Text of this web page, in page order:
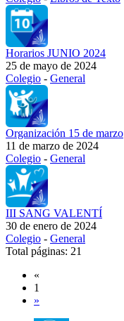
Horarios JUNIO 2024
25 de mayo de 2024
Colegio - General
Organización 15 de marzo
11 de marzo de 2024
Colegio - General
III SANG VALENTÍ
30 de enero de 2024
Colegio - General
Total páginas: 21
«
1
»